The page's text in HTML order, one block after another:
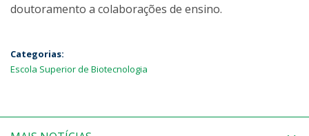
doutoramento a colaborações de ensino.
Categorias:
Escola Superior de Biotecnologia